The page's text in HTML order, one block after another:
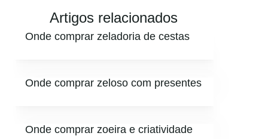
Artigos relacionados
Onde comprar zeladoria de cestas
Onde comprar zeloso com presentes
Onde comprar zoeira e criatividade